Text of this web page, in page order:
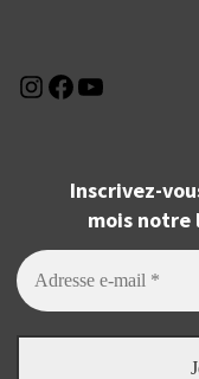
Instagram
Facebook
Inscrivez-
mois